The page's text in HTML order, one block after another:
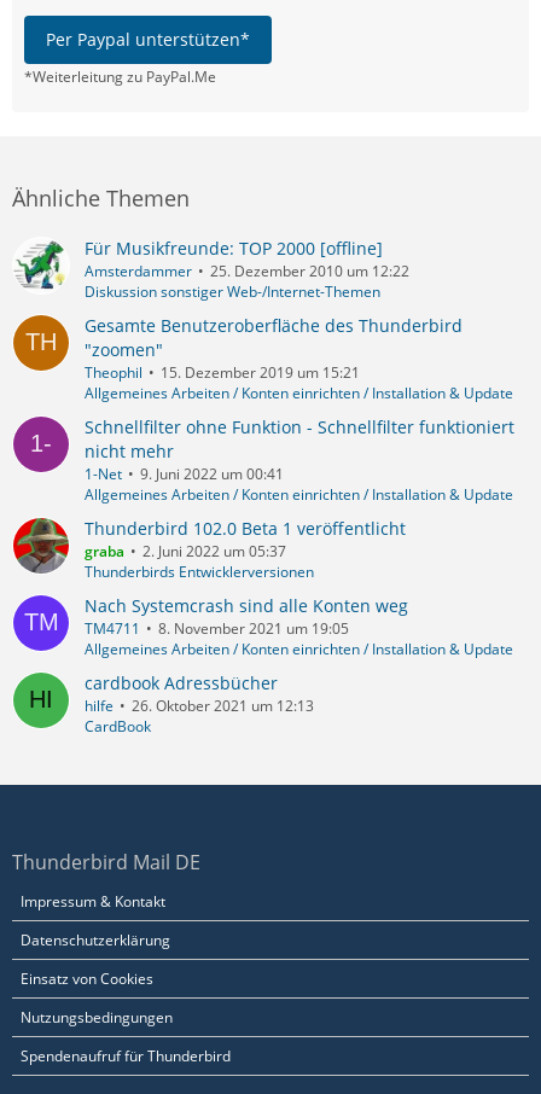
Per Paypal unterstützen*
*Weiterleitung zu PayPal.Me
Ähnliche Themen
Für Musikfreunde: TOP 2000 [offline]
Amsterdammer
25. Dezember 2010 um 12:22
Diskussion sonstiger Web-/Internet-Themen
Gesamte Benutzeroberfläche des Thunderbird
"zoomen"
Theophil
15. Dezember 2019 um 15:21
Allgemeines Arbeiten / Konten einrichten / Installation & Update
Schnellfilter ohne Funktion - Schnellfilter funktioniert
nicht mehr
1-Net
9. Juni 2022 um 00:41
Allgemeines Arbeiten / Konten einrichten / Installation & Update
Thunderbird 102.0 Beta 1 veröffentlicht
graba
2. Juni 2022 um 05:37
Thunderbirds Entwicklerversionen
Nach Systemcrash sind alle Konten weg
TM4711
8. November 2021 um 19:05
Allgemeines Arbeiten / Konten einrichten / Installation & Update
cardbook Adressbücher
hilfe
26. Oktober 2021 um 12:13
CardBook
Thunderbird Mail DE
Impressum & Kontakt
Datenschutzerklärung
Einsatz von Cookies
Nutzungsbedingungen
Spendenaufruf für Thunderbird